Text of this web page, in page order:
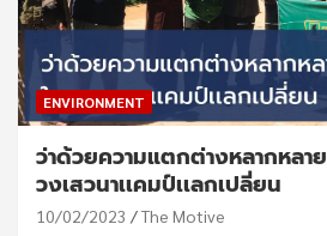
ENVIRONMENT
ว่าด้วยความแตกต่างหลากหลา
วงเสวนาเเคมป์เเลกเปลี่ยน
10/02/2023 The Motive